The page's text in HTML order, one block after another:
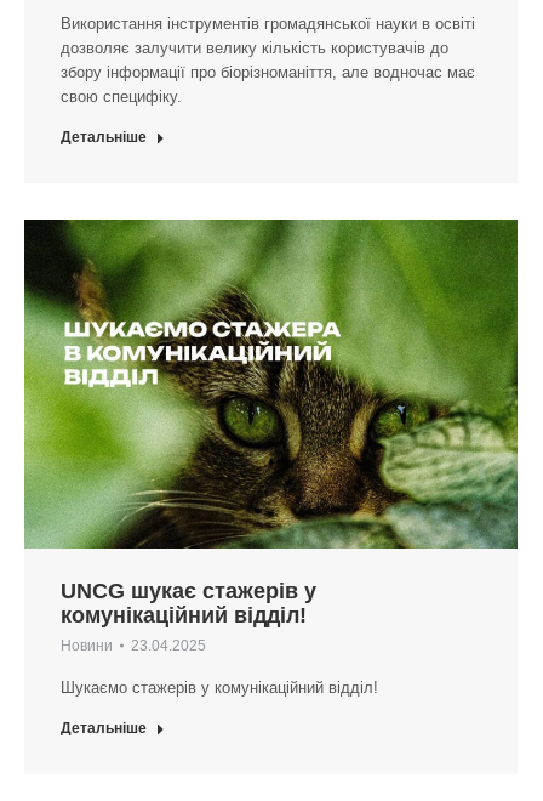
Використання інструментів громадянської науки в освіті
дозволяє залучити велику кількість користувачів до
збору інформації про біорізноманіття, але водночас має
свою специфіку.
Детальніше
UNCG шукає стажерів у
комунікаційний відділ!
Новини 23.04.2025
Шукаємо стажерів у комунікаційний відділ!
Детальніше